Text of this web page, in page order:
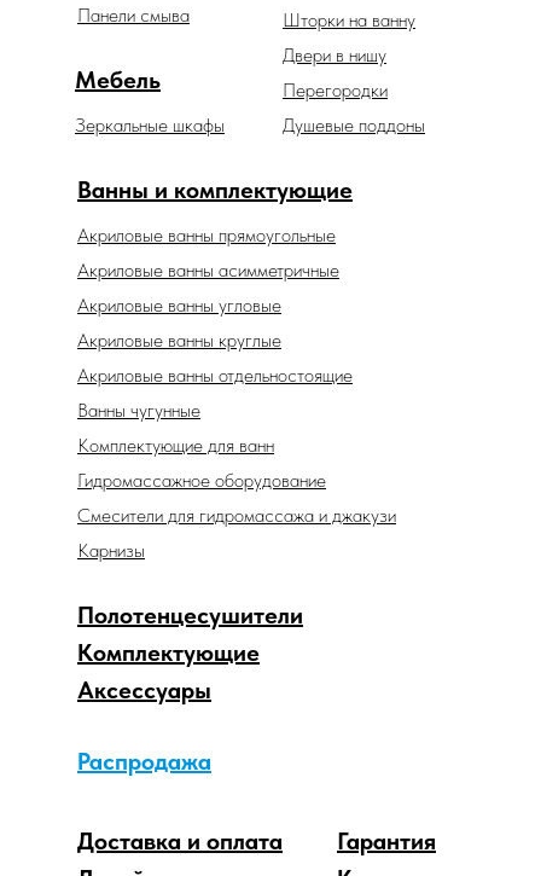
Ванны и комплектующие
Акриловые ванны прямоугольные
Зеркальные шкафы
Мебель
Шторки на ванну
Двери в нишу
Перегородки
Аксессуары
Распродажа
Комплектующие
Доставка и оплата
Гарантия
Душевые поддоны
Акриловые ванны отдельностоящие
Акриловые ванны асимметричные
Акриловые ванны угловые
Акриловые ванны круглые
Ванны чугунные
Комплектующие для ванн
Гидромассажное оборудование
Смесители для гидромассажа и джакузи
Карнизы
Полотенцесушители
Панели смыва